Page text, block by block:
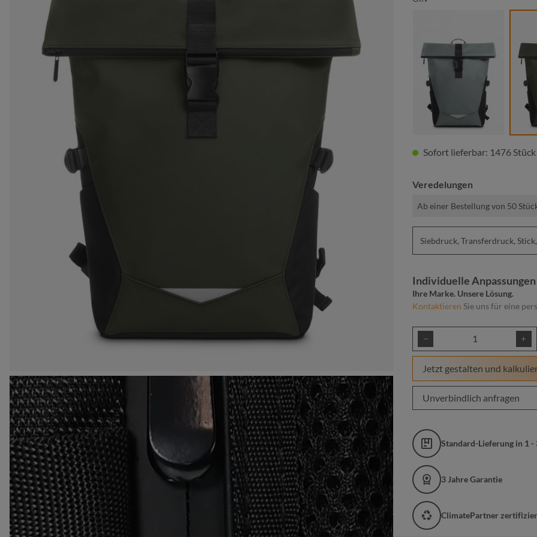
mittelgrau
Sofort lieferbar: 1476 Stück
Veredelungen
Ab einer Bestellung von 50
Siebdruck, Transferdruck,
Individuelle Anpassungen
Ihre Marke. Unsere Lösung.
Kontaktieren Sie uns für eine
Produkt Anzahl:
Jetzt gestalten und
Unverbindlich anfragen
Standard-Lieferung in 1 -
3 Jahre Garantie
ClimatePartner